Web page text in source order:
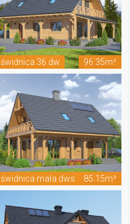
świdnica 36 dw 96.35m²
świdnica mała dws 85.15m²